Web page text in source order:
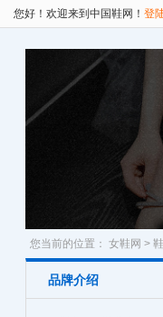
您好！欢迎来到中国鞋网！ 登
您当前的位置： 女鞋网 >
品牌介绍